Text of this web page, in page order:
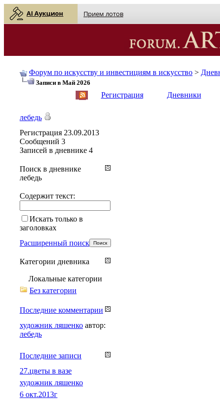
AI Аукцион Прием лотов
Форум по искусству и инвестициям в искусство >
Записи в Май 2026
Регистрация Дневники
лебедь
Регистрация 23.09.2013
Сообщений 3
Записей в дневнике 4
Поиск в дневнике
лебедь
Содержит текст:
Искать только в
заголовках
Расширенный поиск
Категории дневника
Локальные категории
Без категории
Последние комментарии
художник ляшенко автор:
лебедь
Последние записи
27.цветы в вазе
художник ляшенко
6 окт.2013г